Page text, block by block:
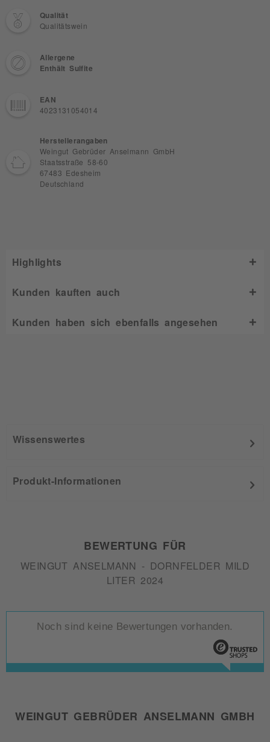
Qualität
Qualitätswein
Allergene
Enthält Sulfite
EAN
4023131054014
Herstellerangaben
Weingut Gebrüder Anselmann GmbH
Staatsstraße 58-60
67483 Edesheim
Deutschland
Highlights
Kunden kauften auch
Kunden haben sich ebenfalls angesehen
Wissenswertes
Produkt-Informationen
BEWERTUNG FÜR
WEINGUT ANSELMANN - DORNFELDER MILD
LITER 2024
Noch sind keine Bewertungen vorhanden.
WEINGUT GEBRÜDER ANSELMANN GMBH